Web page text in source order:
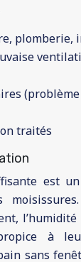
(problème
traités
est
l’humidité
à
sans